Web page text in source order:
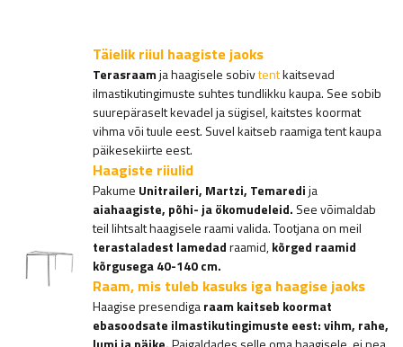
Täielik riiul haagiste jaoks
Terasraamja haagisele sobivtentkaitsevad
ilmastikutingimuste suhtes tundlikku kaupa. See sobib
suurepäraselt kevadel ja sügisel, kaitstes koormat
vihma või tuule eest. Suvel kaitseb raamiga tent kaupa
päikesekiirte eest.
Haagiste riiulid
Pakume Unitraileri, Martzi, Temaredija
aiahaagiste, põhi- ja ökomudeleid. See võimaldab
teil lihtsalt haagisele raami valida. Tootjana on meil
terastaladest lamedadraamid,kõrged raamid
kõrgusega 40-140 cm.
Raam, mis tuleb kasuks iga haagise jaoks
Haagise presendigaraam kaitseb koormat
ebasoodsate ilmastikutingimuste eest: vihm, rahe,